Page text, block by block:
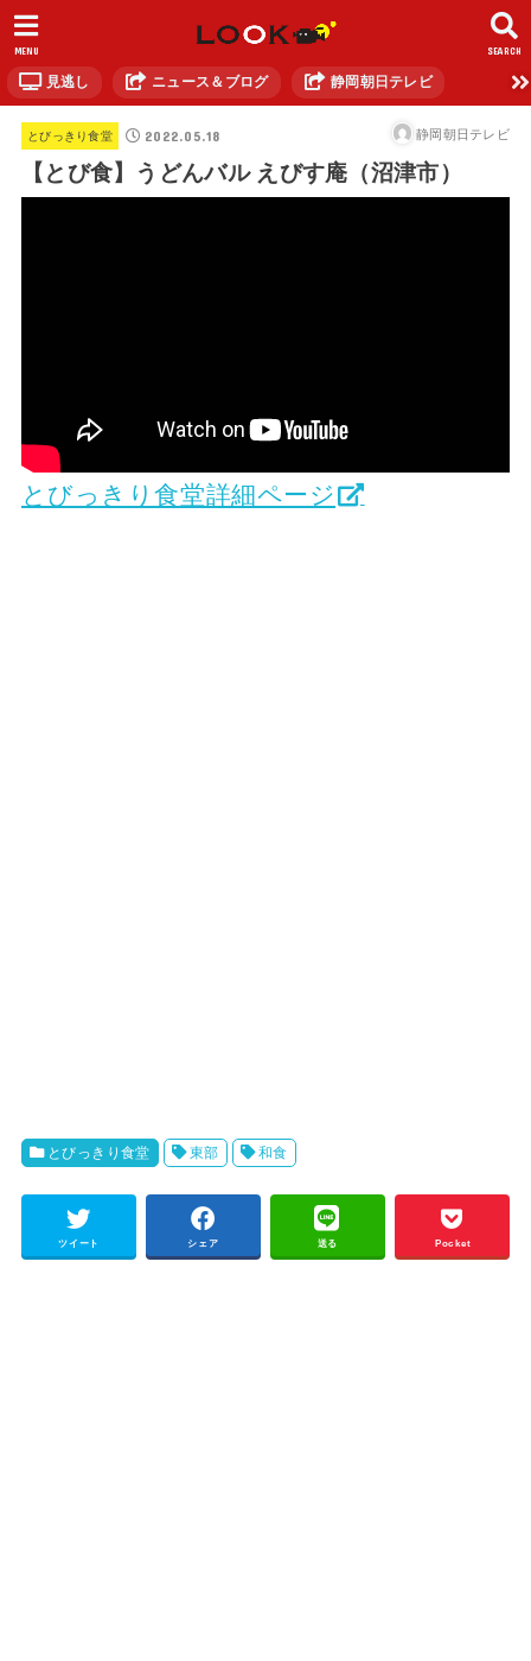
SEARCH
MENU
見逃し ニュース＆ブログ 静岡朝日テレビ
とびっきり食堂 2022.05.18 静岡朝日テレビ
【とび食】うどんバル えびす庵（沼津市）
とびっきり食堂詳細ページ
とびっきり食堂 東部 和食
ツイート シェア 送る Pocket